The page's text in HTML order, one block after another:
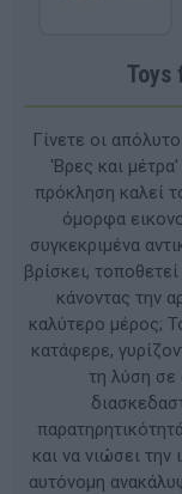
Toys
Γίνετε οι
'Βρες και
πρόκληση καλεί
όμορφα
συγκεκριμένα
βρίσκει,
κάνοντας την
καλύτερο μέρος;
κατάφερε,
τη λύση σε
και να νιώσει την
αυτόνομη